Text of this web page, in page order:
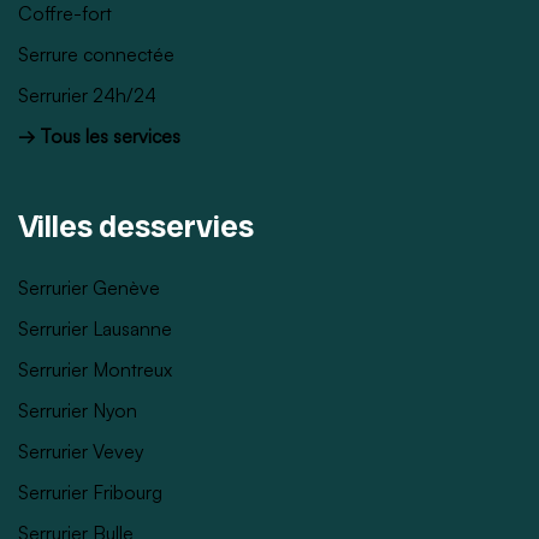
Coffre-fort
Serrure connectée
Serrurier 24h/24
→ Tous les services
Villes desservies
Serrurier Genève
Serrurier Lausanne
Serrurier Montreux
Serrurier Nyon
Serrurier Vevey
Serrurier Fribourg
Serrurier Bulle